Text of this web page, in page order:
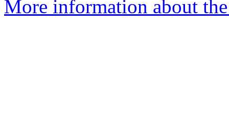
More information about